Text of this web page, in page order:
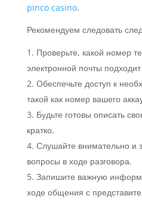
pinco casino.
Рекомендуем следовать
Проверьте, какой номер
электронной почты
Обеспечьте доступ к
такой как номер вашего
Будьте готовы описать
кратко.
Слушайте внимательно и
вопросы в ходе разговора.
Запишите важную
ходе общения с